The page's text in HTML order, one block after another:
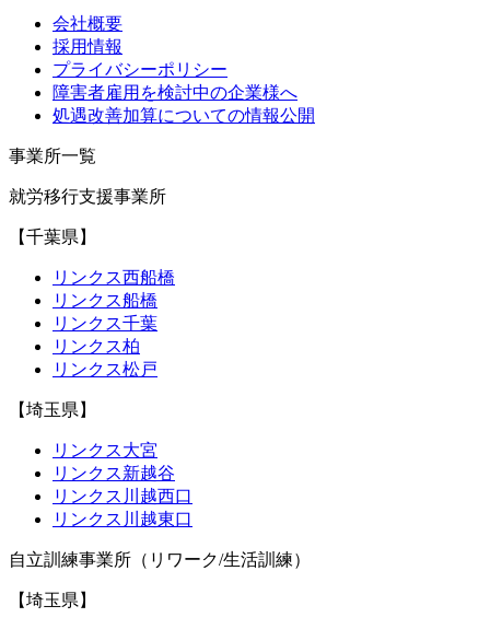
会社概要
採用情報
プライバシーポリシー
障害者雇用を検討中の企業様へ
処遇改善加算についての情報公開
事業所一覧
就労移行支援事業所
【千葉県】
リンクス西船橋
リンクス船橋
リンクス千葉
リンクス柏
リンクス松戸
【埼玉県】
リンクス大宮
リンクス新越谷
リンクス川越西口
リンクス川越東口
自立訓練事業所（リワーク/生活訓練）
【埼玉県】